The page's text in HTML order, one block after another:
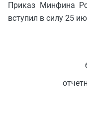
Приказ Минфина
вступил в силу 25